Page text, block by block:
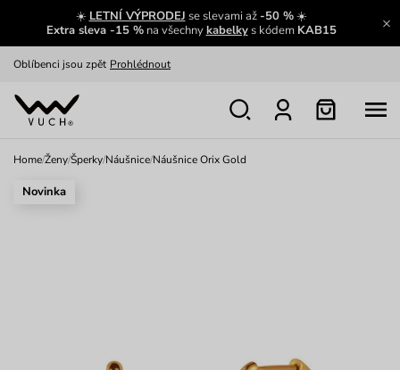
☀️ LETNÍ VÝPRODEJ se slevami až -50 %☀️
Extra sleva -15 %na všechnykabelkys kódem KAB15
Výměna a vrácení zdarma Zobrazit
Oblíbenci jsou zpět Prohlédnout
Nech se inspirovat
Home/Ženy/Šperky/Náušnice/Náušnice Orix Gold
Novinka